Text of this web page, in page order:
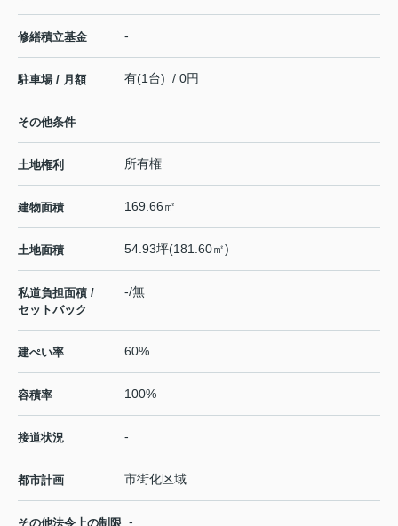
修繕積立基金 -
駐車場 / 月額 有(1台) / 0円
その他条件
土地権利 所有権
建物面積 169.66㎡
土地面積 54.93坪(181.60㎡)
私道負担面積 /
セットバック
-/無
建ぺい率 60%
容積率 100%
接道状況 -
都市計画 市街化区域
その他法令上の制限 -